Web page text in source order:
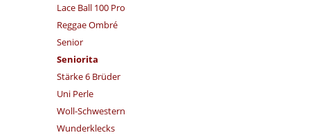
Lace Ball 100 Pro
Reggae Ombré
Senior
Seniorita
Stärke 6 Brüder
Uni Perle
Woll-Schwestern
Wunderklecks